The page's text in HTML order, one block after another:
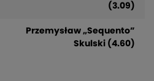
(3.09)
Przemysław „Sequento”
Skulski (4.60)